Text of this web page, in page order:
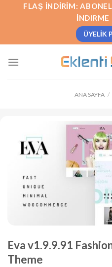
FLAŞ İNDIRIM:
İNDIRME
ÜYELIK
ANA SAYFA /
Eva v1.9.9.91
Theme